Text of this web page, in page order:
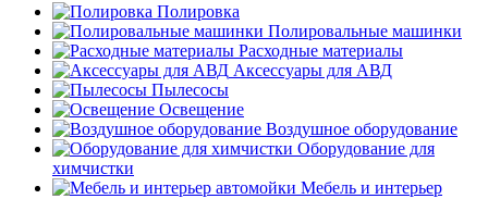
Полировка
Полировальные машинки
Расходные материалы
Аксессуары для АВД
Пылесосы
Освещение
Воздушное оборудование
Оборудование для
химчистки
Мебель и интерьер